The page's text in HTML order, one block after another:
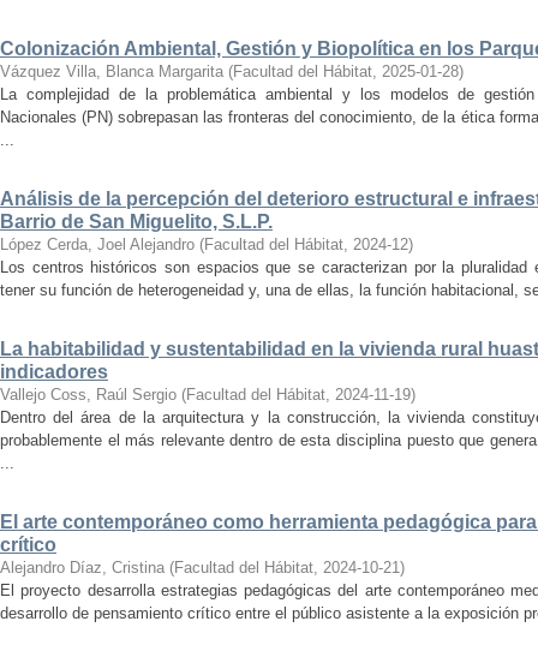
Colonización Ambiental, Gestión y Biopolítica en los
Vázquez Villa, Blanca Margarita (Facultad del Hábitat, 2025-01-28)
La complejidad de la problemática ambiental y los modelos de
Nacionales (PN) sobrepasan las fronteras del conocimiento, de la ética
...
Análisis de la percepción del deterioro estructural e
Barrio de San Miguelito, S.L.P.
López Cerda, Joel Alejandro (Facultad del Hábitat, 2024-12)
Los centros históricos son espacios que se caracterizan por la
tener su función de heterogeneidad y, una de ellas, la función habitacional,
La habitabilidad y sustentabilidad en la vivienda rural
indicadores
Vallejo Coss, Raúl Sergio (Facultad del Hábitat, 2024-11-19)
Dentro del área de la arquitectura y la construcción, la vivienda
probablemente el más relevante dentro de esta disciplina puesto que
...
El arte contemporáneo como herramienta pedagógica
crítico
Alejandro Díaz, Cristina (Facultad del Hábitat, 2024-10-21)
El proyecto desarrolla estrategias pedagógicas del arte contemporáneo
desarrollo de pensamiento crítico entre el público asistente a la exposición